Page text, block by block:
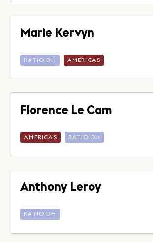
Marie Kervyn
RATIO DH AMERICAS
Florence Le Cam
AMERICAS RATIO DH
Anthony Leroy
RATIO DH